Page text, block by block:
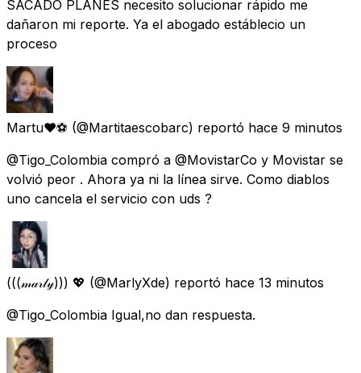
SACADO PLANES necesito solucionar rápido me
dañaron mi reporte. Ya el abogado estáblecio un
proceso
Martu♥️⚽ (@Martitaescobarc) reportó hace 9 minutos
@Tigo_Colombia compró a @MovistarCo y Movistar se
volvió peor . Ahora ya ni la línea sirve. Como diablos
uno cancela el servicio con uds ?
(((𝓂𝒶𝓇𝓁𝓎))) 💖 (@MarlyXde) reportó hace 13 minutos
@Tigo_Colombia Igual,no dan respuesta.